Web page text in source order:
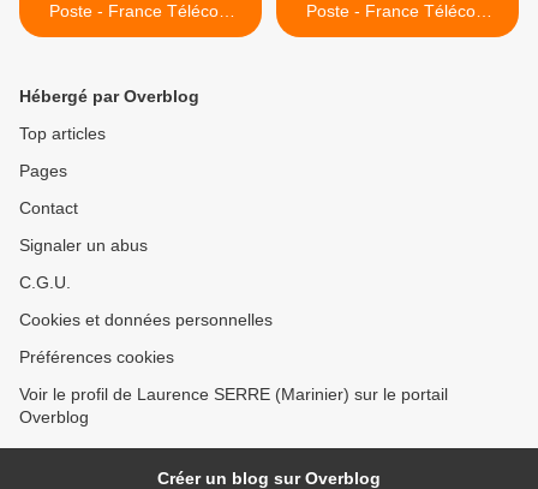
Poste - France Télécom
(1ére partie/6) ...
Poste - France Télécom
(3éme partie) ... >
Hébergé par Overblog
Top articles
Pages
Contact
Signaler un abus
C.G.U.
Cookies et données personnelles
Préférences cookies
Voir le profil de Laurence SERRE (Marinier) sur le portail
Overblog
Créer un blog sur Overblog